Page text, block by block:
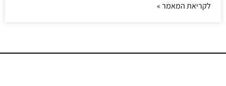
לקריאת המאמר »